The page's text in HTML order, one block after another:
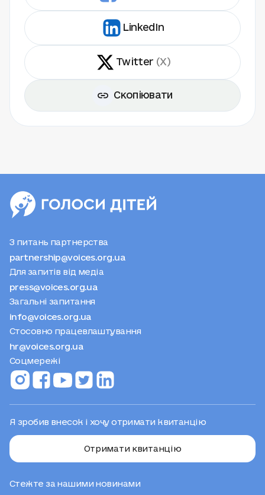
LinkedIn
Twitter (X)
Скопіювати
З питань партнерства
partnership@voices.org.ua
Для запитів від медіа
press@voices.org.ua
Загальні запитання
info@voices.org.ua
Стосовно працевлаштування
hr@voices.org.ua
Соцмережі
Я зробив внесок і хочу отримати квитанцію
Отримати квитанцію
Стежте за нашими новинами